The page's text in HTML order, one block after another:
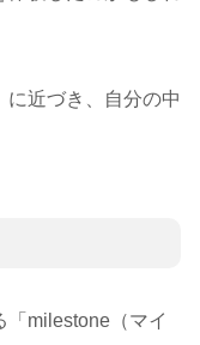
に近づき、自分の中
「milestone（マイ